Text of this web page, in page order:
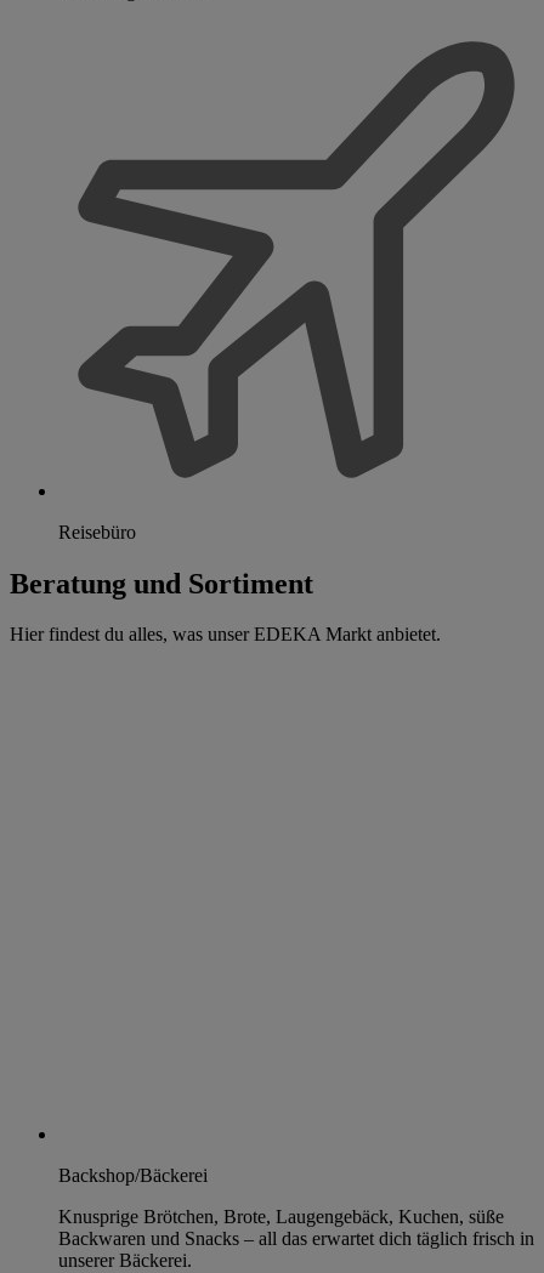
Reisebüro
Beratung und Sortiment
Hier findest du alles, was unser EDEKA Markt anbietet.
Backshop/Bäckerei
Knusprige Brötchen, Brote, Laugengebäck, Kuchen, süße
Backwaren und Snacks – all das erwartet dich täglich frisch in
unserer Bäckerei.